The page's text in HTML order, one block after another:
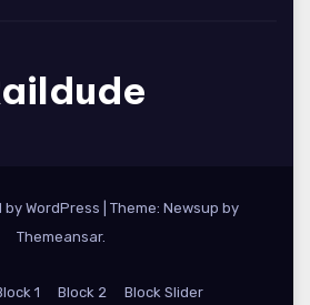
WordPress
Theme: Newsup by
Themeansar.
1 Block 2 Block Slider